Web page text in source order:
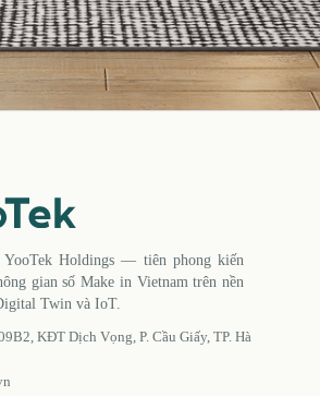
YooTek Holdings — tiên phong kiến
gian số Make in Vietnam trên nền
Twin và IoT.
KĐT Dịch Vọng, P. Cầu Giấy, TP. Hà